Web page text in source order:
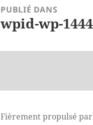
PUBLIÉ DANS
wpid-wp-
Fièrement propulsé